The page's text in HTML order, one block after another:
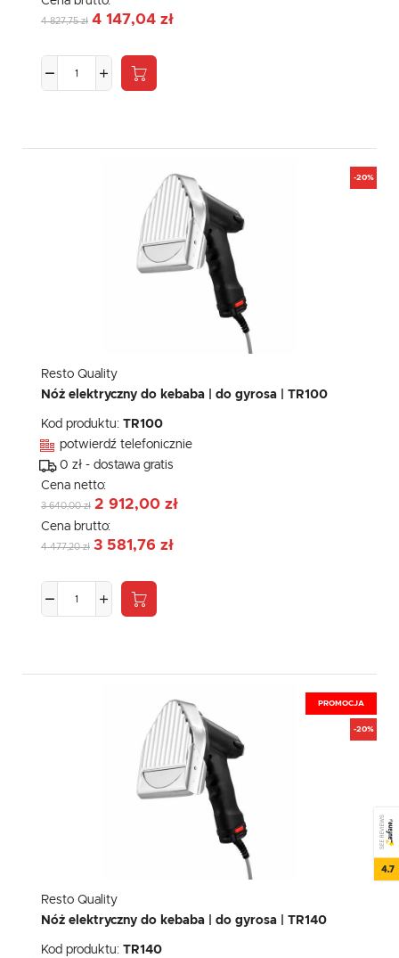
4 827,75 zł 4 147,04 zł
-20%
Resto Quality
Nóż elektryczny do kebaba | do gyrosa | TR100
Kod produktu: TR100
potwierdź telefonicznie
0 zł - dostawa gratis
Cena netto:
3 640,00 zł 2 912,00 zł
Cena brutto:
4 477,20 zł 3 581,76 zł
PROMOCJA
-20%
Resto Quality
Nóż elektryczny do kebaba | do gyrosa | TR140
Kod produktu: TR140
SEE REVIEWS
4.7